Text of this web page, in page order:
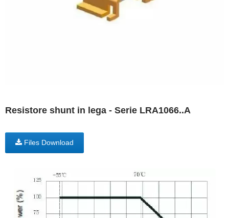
Resistore shunt in lega - Serie LRA1066..A
Files Download